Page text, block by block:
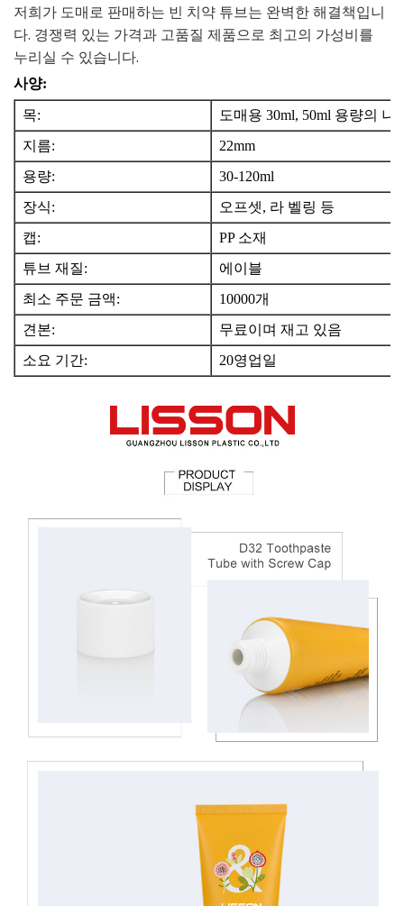
저희가 도매로 판매하는 빈 치약 튜브는 완벽한 해결책입니
다. 경쟁력 있는 가격과 고품질 제품으로 최고의 가성비를
누리실 수 있습니다.
사양:
목:
도매용 30ml, 50ml 용량의
지름:
22mm
용량:
30-120ml
장식:
오프셋, 라 벨링 등
캡:
PP 소재
튜브 재질:
에이블
최소 주문 금액:
10000개
견본:
무료이며 재고 있음
소요 기간:
20영업일